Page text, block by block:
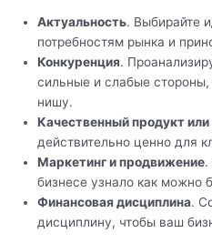
Актуальность. Выбирайте
потребностям рынка и
Конкуренция.
сильные и слабые
нишу.
Качественный продукт или
действительно ценно для
Маркетинг и продвижение.
бизнесе узнало как можно
Финансовая дисциплина.
дисциплину, чтобы ваш